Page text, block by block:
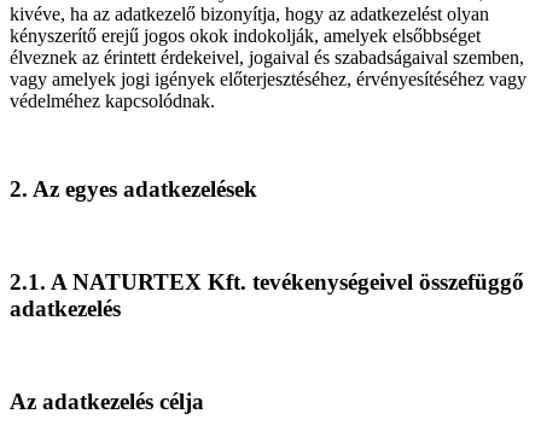
kivéve, ha az adatkezelő bizonyítja, hogy az adatkezelést olyan
kényszerítő erejű jogos okok indokolják, amelyek elsőbbséget
élveznek az érintett érdekeivel, jogaival és szabadságaival szemben,
vagy amelyek jogi igények előterjesztéséhez, érvényesítéséhez vagy
védelméhez kapcsolódnak.
2. Az egyes adatkezelések
2.1. A NATURTEX Kft. tevékenységeivel összefüggő
adatkezelés
Az adatkezelés célja